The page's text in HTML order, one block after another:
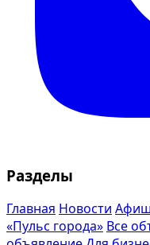
Разделы
Главная Новости
«Пульс города» Все